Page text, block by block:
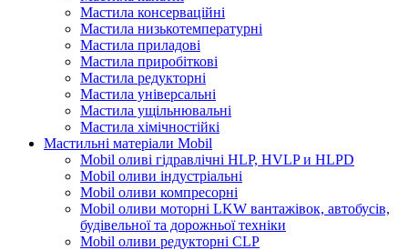
Мастила консерваційні
Мастила низькотемпературні
Мастила приладові
Мастила приробіткові
Мастила редукторні
Мастила універсальні
Мастила ущільнювальні
Мастила хімічностійкі
Мастильні матеріали Mobil
Mobil оливі гідравлічні HLP, HVLP и HLPD
Mobil оливи індустріальні
Mobil оливи компресорні
Mobil оливи моторні LKW вантажівок, автобусів,
будівельної та дорожньої техніки
Mobil оливи редукторні CLP